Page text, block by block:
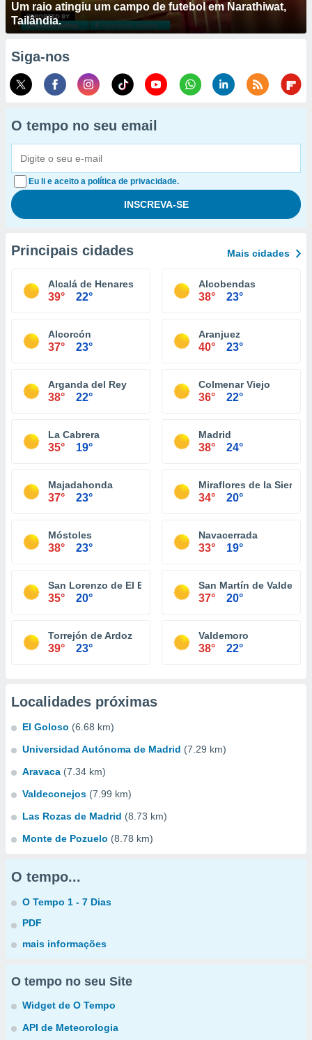
Um raio atingiu um campo de futebol em Narathiwat,
Tailândia.
Siga-nos
O tempo no seu email
Eu li e aceito a política de privacidade.
Principais cidades Mais cidades
Alcalá de Henares
39° 22°
Alcobendas
38° 23°
Alcorcón
37° 23°
Aranjuez
40° 23°
Arganda del Rey
38° 22°
Colmenar Viejo
36° 22°
La Cabrera
35° 19°
Madrid
38° 24°
Majadahonda
37° 23°
Miraflores de la Sierra
34° 20°
Móstoles
38° 23°
Navacerrada
33° 19°
San Lorenzo de El Escorial
35° 20°
San Martín de
37° 20°
Torrejón de Ardoz
39° 23°
Valdemoro
38° 22°
Localidades próximas
El Goloso (6.68 km)
Universidad Autónoma de Madrid (7.29 km)
Aravaca (7.34 km)
Valdeconejos (7.99 km)
Las Rozas de Madrid (8.73 km)
Monte de Pozuelo (8.78 km)
O tempo...
O Tempo 1 - 7 Dias
PDF
mais informações
O tempo no seu Site
Widget de O Tempo
API de Meteorologia